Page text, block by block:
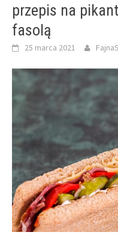
przepis na
fasolą
25 marca 2021